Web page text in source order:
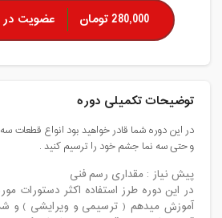
280,000 تومان عضویت در
توضیحات تکمیلی دوره
در این دوره شما قادر خواهید بود انواع قطعات
و حتی سه نما جشم خود را ترسیم کنید .
پیش نیاز : مقداری رسم فنی
آموزش میدهم ( ترسیمی و ویرایشی ) و